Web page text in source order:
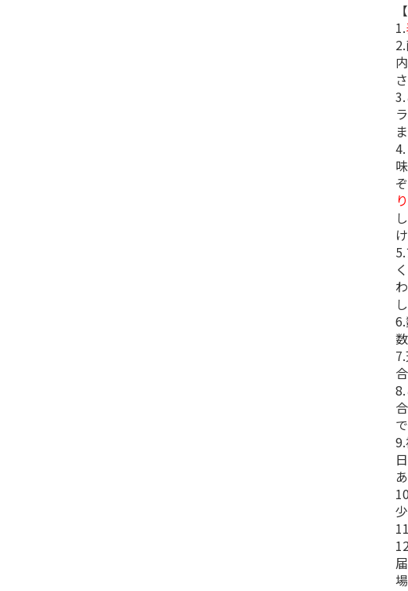
1.